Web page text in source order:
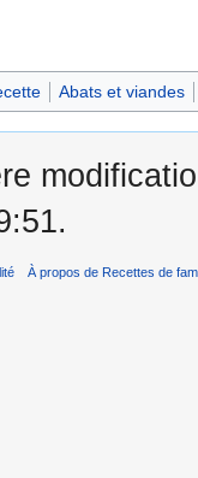
Abats et viandes
À propos de Recettes de